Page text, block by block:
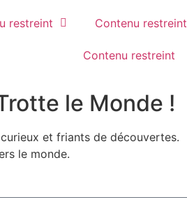
restreint Contenu restreint
Contenu restreint
le Monde !
et friants de découvertes.
le monde.